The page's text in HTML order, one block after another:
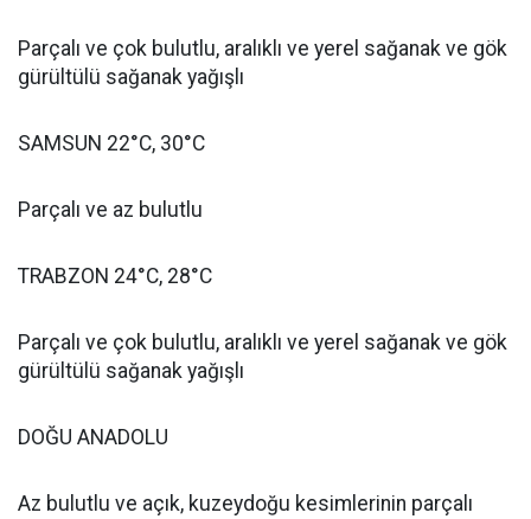
Parçalı ve çok bulutlu, aralıklı ve yerel sağanak ve gök
gürültülü sağanak yağışlı
SAMSUN 22°C, 30°C
Parçalı ve az bulutlu
TRABZON 24°C, 28°C
Parçalı ve çok bulutlu, aralıklı ve yerel sağanak ve gök
gürültülü sağanak yağışlı
DOĞU ANADOLU
Az bulutlu ve açık, kuzeydoğu kesimlerinin parçalı